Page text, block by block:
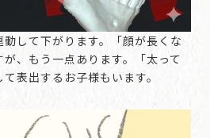
して下がります。「顔が長くな
、もう一点あります。「太って
表出するお子様もいます。